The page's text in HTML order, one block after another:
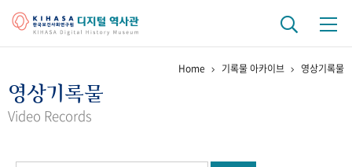
걸어온 길 기관 변천사
Home 기록물 아카이브 영상기록물
영상기록물
Video Records